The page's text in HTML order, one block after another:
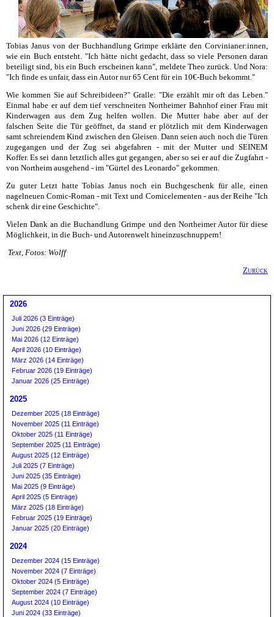
Tobias Janus von der Buchhandlung Grimpe erklärte den Corvinianer:innen,
wie ein Buch entsteht. "Ich hätte nicht gedacht, dass so viele Personen daran
beteiligt sind, bis ein Buch erscheinen kann", meldete Theo zurück. Und Nora:
"Ich finde es unfair, dass ein Autor nur 65 Cent für ein 10€-Buch bekommt."
Wie kommen Sie auf Schreibideen?" Gralle: "Die erzählt mir oft das Leben."
Einmal habe er auf dem tief verschneiten Northeimer Bahnhof einer Frau mit
Kinderwagen aus dem Zug helfen wollen. Die Mutter habe aber auf der
falschen Seite die Tür geöffnet, da stand er plötzlich mit dem Kinderwagen
samt schreiendem Kind zwischen den Gleisen. Dann seien auch noch die Türen
zugegangen und der Zug sei abgefahren - mit der Mutter und SEINEM
Koffer. Es sei dann letztlich alles gut gegangen, aber so sei er auf die Zugfahrt -
von Northeim ausgehend - im "Gürtel des Leonardo" gekommen.
Zu guter Letzt hatte Tobias Janus noch ein Buchgeschenk für alle, einen
nagelneuen Comic-Roman - mit Text und Comicelementen - aus der Reihe "Ich
schenk dir eine Geschichte".
Vielen Dank an die Buchandlung Grimpe und den Northeimer Autor für diese
Möglichkeit, in die Buch- und Autorenwelt hineinzuschnuppern!
Text, Fotos: Wolff
Zurück
2026
Juli 2026 (3 Einträge)
Juni 2026 (29 Einträge)
Mai 2026 (12 Einträge)
April 2026 (10 Einträge)
März 2026 (14 Einträge)
Februar 2026 (19 Einträge)
Januar 2026 (25 Einträge)
2025
Dezember 2025 (18 Einträge)
November 2025 (11 Einträge)
Oktober 2025 (11 Einträge)
September 2025 (11 Einträge)
August 2025 (12 Einträge)
Juli 2025 (7 Einträge)
Juni 2025 (35 Einträge)
Mai 2025 (9 Einträge)
April 2025 (5 Einträge)
März 2025 (18 Einträge)
Februar 2025 (19 Einträge)
Januar 2025 (20 Einträge)
2024
Dezember 2024 (15 Einträge)
November 2024 (7 Einträge)
Oktober 2024 (5 Einträge)
September 2024 (7 Einträge)
August 2024 (10 Einträge)
Juni 2024 (33 Einträge)